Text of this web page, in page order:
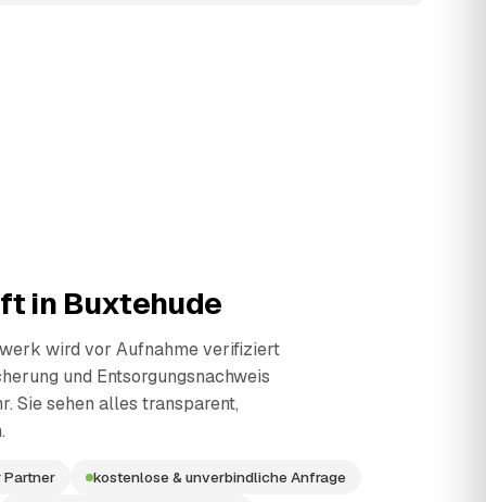
in Buxtehude
wird vor Aufnahme verifiziert
und Entsorgungsnachweis
Sie sehen alles transparent,
Partner kostenlose & unverbindliche Anfrage